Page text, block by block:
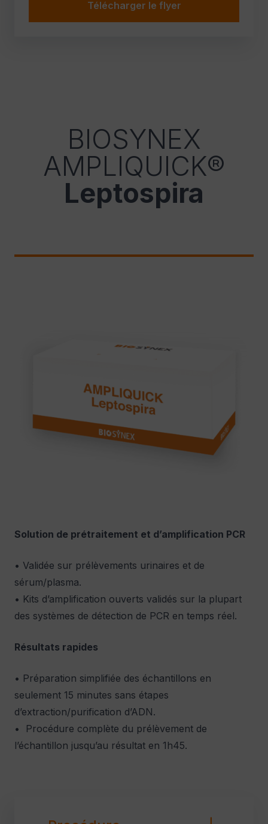
Télécharger le flyer
BIOSYNEX
AMPLIQUICK®
Leptospira
Solution de prétraitement et d’amplification PCR
• Validée sur prélèvements urinaires et de
sérum/plasma.
• Kits d’amplification ouverts validés sur la plupart
des systèmes de détection de PCR en temps réel.
Résultats rapides
• Préparation simplifiée des échantillons en
seulement 15 minutes sans étapes
d’extraction/purification d’ADN.
• Procédure complète du prélèvement de
l’échantillon jusqu’au résultat en 1h45.